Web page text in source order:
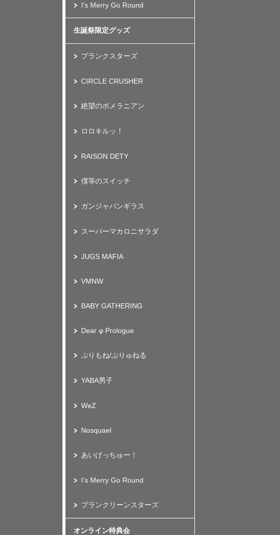
I's Merry Go Round
生誕祭限定グッズ
プランクスターズ
CIRCLE CRUSHER
絶望のポメラニアン
ロロキルッ！
RAISON DETY
僕等のスイッチ
ガンジャバンギラス
スーパーマカロニサラダ
JUGS MAFIA
VMNW
BABY GATHERING
Dear φ Prologue
ぷりもね/ぷりゅねる
YABA男子
WeZ
Nosquael
あいげっちゅー！
I's Merry Go Round
プランクリーンスターズ
オンライン特典会